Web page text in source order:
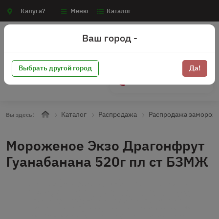
Калуга? Меню Каталог
Вы здесь: Каталог Распродажа Распродажа
Мороженое Экзо Драгонфрут
Гуанабанана 520г пл ст БЗМЖ
Ваш город -
Выбрать другой город Да!